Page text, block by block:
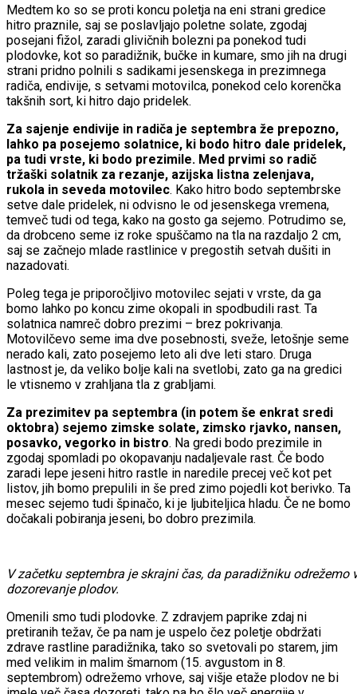
Medtem ko so se proti koncu poletja na eni strani gredice
hitro praznile, saj se poslavljajo poletne solate, zgodaj
posejani fižol, zaradi glivičnih bolezni pa ponekod tudi
plodovke, kot so paradižnik, bučke in kumare, smo jih na drugi
strani pridno polnili s sadikami jesenskega in prezimnega
radiča, endivije, s setvami motovilca, ponekod celo korenčka
takšnih sort, ki hitro dajo pridelek.
Za sajenje endivije in radiča je septembra že prepozno,
lahko pa posejemo solatnice, ki bodo hitro dale pridelek,
pa tudi vrste, ki bodo prezimile. Med prvimi so radič
tržaški solatnik za rezanje, azijska listna zelenjava,
rukola in seveda motovilec. Kako hitro bodo septembrske
setve dale pridelek, ni odvisno le od jesenskega vremena,
temveč tudi od tega, kako na gosto ga sejemo. Potrudimo se,
da drobceno seme iz roke spuščamo na tla na razdaljo 2 cm,
saj se začnejo mlade rastlinice v pregostih setvah dušiti in
nazadovati.
Poleg tega je priporočljivo motovilec sejati v vrste, da ga
bomo lahko po koncu zime okopali in spodbudili rast. Ta
solatnica namreč dobro prezimi – brez pokrivanja.
Motovilčevo seme ima dve posebnosti, sveže, letošnje seme
nerado kali, zato posejemo leto ali dve leti staro. Druga
lastnost je, da veliko bolje kali na svetlobi, zato ga na gredici
le vtisnemo v zrahljana tla z grabljami.
Za prezimitev pa septembra (in potem še enkrat sredi
oktobra) sejemo zimske solate, zimsko rjavko, nansen,
posavko, vegorko in bistro. Na gredi bodo prezimile in
zgodaj spomladi po okopavanju nadaljevale rast. Če bodo
zaradi lepe jeseni hitro rastle in naredile precej več kot pet
listov, jih bomo prepulili in še pred zimo pojedli kot berivko. Ta
mesec sejemo tudi špinačo, ki je ljubiteljica hladu. Če ne bomo
dočakali pobiranja jeseni, bo dobro prezimila.
V začetku septembra je skrajni čas, da paradižniku odrežemo
dozorevanje plodov.
Omenili smo tudi plodovke. Z zdravjem paprike zdaj ni
pretiranih težav, če pa nam je uspelo čez poletje obdržati
zdrave rastline paradižnika, tako so svetovali po starem, jim
med velikim in malim šmarnom (15. avgustom in 8.
septembrom) odrežemo vrhove, saj višje etaže plodov ne bi